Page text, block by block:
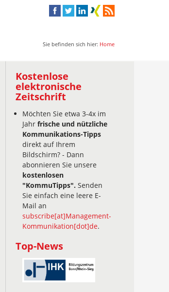
Sie befinden sich hier: Home
Kostenlose
elektronische
Zeitschrift
Möchten Sie etwa 3-4x im
Jahr frische und nützliche
Kommunikations-Tipps
direkt auf Ihrem
Bildschirm? - Dann
abonnieren Sie unsere
kostenlosen
"KommuTipps". Senden
Sie einfach eine leere E-
Mail an
subscribe[at]Management-
Kommunikation[dot]de.
Top-News